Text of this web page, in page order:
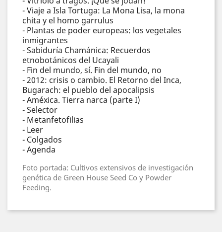
- Viaje a Isla Tortuga: La Mona Lisa, la mona
chita y el homo garrulus
- Plantas de poder europeas: los vegetales
inmigrantes
- Sabiduría Chamánica: Recuerdos
etnobotánicos del Ucayali
- Fin del mundo, sí. Fin del mundo, no
- 2012: crisis o cambio. El Retorno del Inca,
Bugarach: el pueblo del apocalipsis
- Améxica. Tierra narca (parte I)
- Selector
- Metanfetofilias
- Leer
- Colgados
- Agenda
Foto portada: Cultivos extensivos de investigación
genética de Green House Seed Co y Powder
Feeding.